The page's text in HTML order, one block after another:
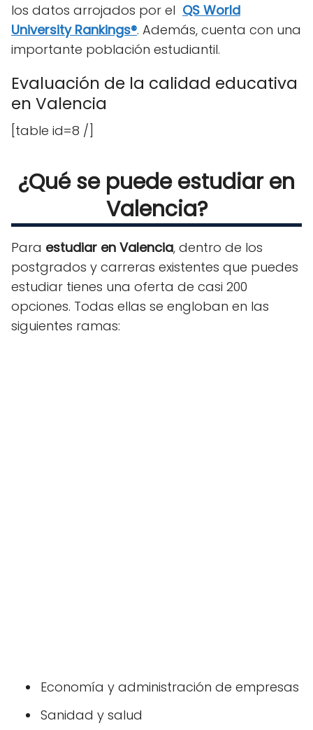
los datos arrojados por el QS World
University Rankings®. Además, cuenta con una
importante población estudiantil.
Evaluación de la calidad educativa
en Valencia
[table id=8 /]
¿Qué se puede estudiar en
Valencia?
Para estudiar en Valencia, dentro de los
postgrados y carreras existentes que puedes
estudiar tienes una oferta de casi 200
opciones. Todas ellas se engloban en las
siguientes ramas:
Economía y administración de empresas
Sanidad y salud